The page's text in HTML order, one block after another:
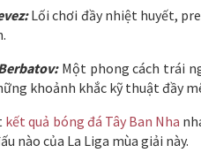
Lối chơi đầy nhiệt huyết,
Một phong cách trái
khoảnh khắc kỹ thuật đầy
kết quả bóng đá Tây Ban Nha
nào của La Liga mùa giải này.